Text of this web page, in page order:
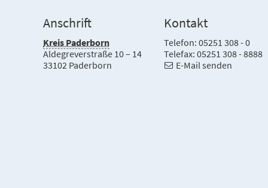
Anschrift
Kreis Paderborn
Aldegreverstraße 10 – 14
33102 Paderborn
Kontakt
Telefon: 05251 308 - 0
Telefax: 05251 308 - 8888
E-Mail senden